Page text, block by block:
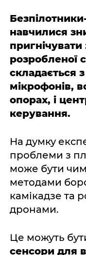
навчилися
розробленої
складається
мікрофонів,
опорах, і
керування.
На думку
проблеми з
може бути
методами
камікадзе та
дронами.
Це можуть
сенсори для